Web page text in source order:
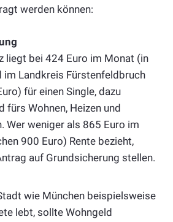
werden können:
liegt bei 424 Euro im Monat (in
im Landkreis Fürstenfeldbruch
für einen Single, dazu
fürs Wohnen, Heizen und
Wer weniger als 865 Euro im
900 Euro) Rente bezieht,
auf Grundsicherung stellen.
wie München beispielsweise
lebt, sollte Wohngeld